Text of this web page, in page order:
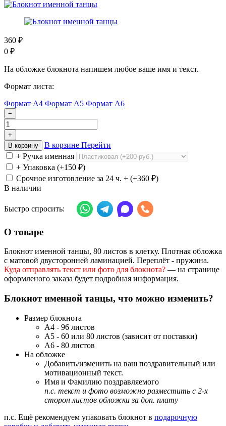
360 ₽
0 ₽
На обложке блокнота напишем любое ваше имя и текст.
Формат листа:
Формат А4 Формат А5 Формат А6
−
+
В корзину
В корзине Перейти
+ Ручка именная
+ Упаковка (+150 ₽)
Срочное изготовление за 24 ч. + (+360 ₽)
В наличии
Быстро спросить:
О товаре
Блокнот именной танцы, 80 листов в клетку. Плотная обложка
с матовой двусторонней ламинацией. Переплёт - пружина.
Куда отправлять текст или фото для блокнота? — на странице
оформленого заказа будет подробная информация.
Блокнот именной танцы, что можно изменить?
Размер блокнота
А4 - 96 листов
А5 - 60 или 80 листов (зависит от поставки)
А6 - 80 листов
На обложке
Добавить/изменить на ваш поздравительный или
мотивационный текст.
Имя и Фамилию поздравляемого
п.с. текст и фото возможно разместить с 2-х
сторон листов обложки за доп. плату
п.с. Ещё рекомендуем упаковать блокнот в подарочную